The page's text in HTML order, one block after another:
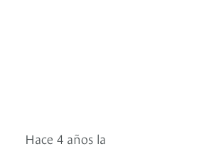
Hace 4 años la